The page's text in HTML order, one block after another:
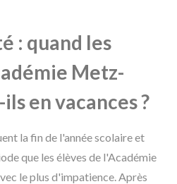
: quand les
Metz-
en vacances ?
la fin de l'année scolaire et
que les élèves de l'Académie
le plus d'impatience. Après